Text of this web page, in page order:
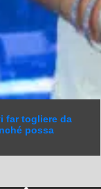
far togliere da
possa